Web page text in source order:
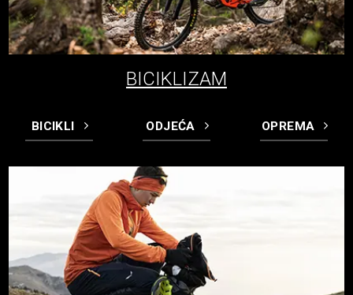
BICIKLIZAM
BICIKLI ODJEĆA OPREMA